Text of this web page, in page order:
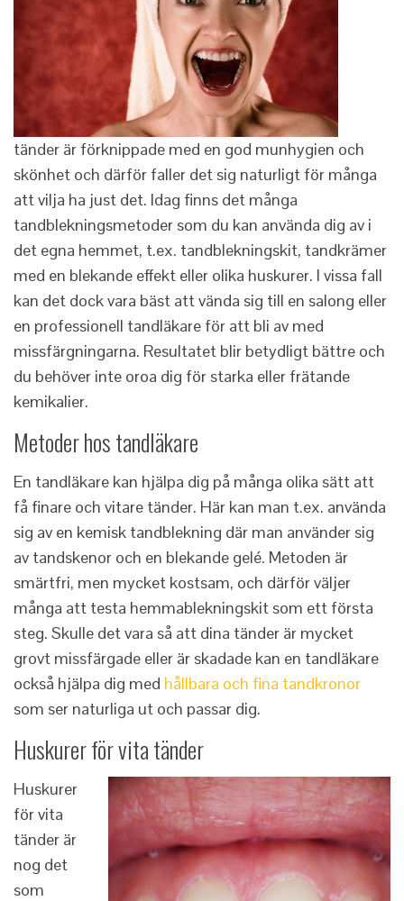
tänder är förknippade med en god munhygien och
skönhet och därför faller det sig naturligt för många
att vilja ha just det. Idag finns det många
tandblekningsmetoder som du kan använda dig av i
det egna hemmet, t.ex. tandblekningskit, tandkrämer
med en blekande effekt eller olika huskurer. I vissa fall
kan det dock vara bäst att vända sig till en salong eller
en professionell tandläkare för att bli av med
missfärgningarna. Resultatet blir betydligt bättre och
du behöver inte oroa dig för starka eller frätande
kemikalier.
Metoder hos tandläkare
En tandläkare kan hjälpa dig på många olika sätt att
få finare och vitare tänder. Här kan man t.ex. använda
sig av en kemisk tandblekning där man använder sig
av tandskenor och en blekande gelé. Metoden är
smärtfri, men mycket kostsam, och därför väljer
många att testa hemmablekningskit som ett första
steg. Skulle det vara så att dina tänder är mycket
grovt missfärgade eller är skadade kan en tandläkare
också hjälpa dig med hållbara och fina tandkronor
som ser naturliga ut och passar dig.
Huskurer för vita tänder
Huskurer
för vita
tänder är
nog det
som